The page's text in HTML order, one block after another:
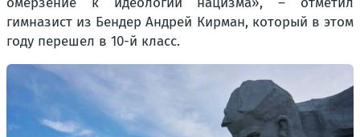
гимназист из Бендер Андрей Кирман, который в этом
году перешел в 10-й класс.